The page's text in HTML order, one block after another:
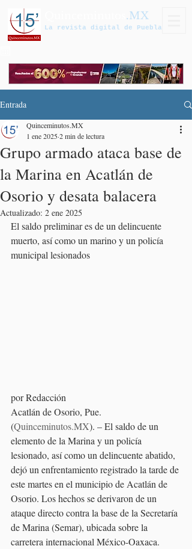
.MX
La revista digital de Puebla
Entrada
Grupo armado ataca base de
la Marina en Acatlán de
Osorio y desata balacera
Quinceminutos.MX
1 ene 20252 min de lectura
Actualizado: 2 ene 2025
El saldo preliminar es de un delincuente
muerto, así como un marino y un policía
municipal lesionados
por Redacción
Acatlán de Osorio, Pue.
(Quinceminutos.MX). – El saldo de un
elemento de la Marina y un policía
lesionado, así como un delincuente abatido,
dejó un enfrentamiento registrado la tarde de
este martes en el municipio de Acatlán de
Osorio. Los hechos se derivaron de un
ataque directo contra la base de la Secretaría
de Marina (Semar), ubicada sobre la
carretera internacional México-Oaxaca.